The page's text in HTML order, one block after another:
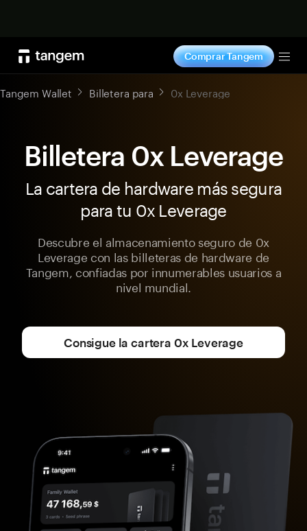
Comprar Tangem
Tangem Wallet Billetera para 0x Leverage
Billetera 0x Leverage
La cartera de hardware más segura
para tu 0x Leverage
Descubre el almacenamiento seguro de 0x
Leverage con las billeteras de hardware de
Tangem, confiadas por innumerables usuarios a
nivel mundial.
Consigue la cartera 0x Leverage